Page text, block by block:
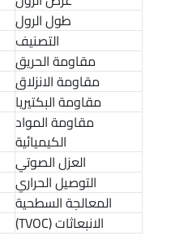
طول الرول
التصنيف
مقاومة الحريق
مقاومة الانزلاق
مقاومة البكتيريا
مقاومة المواد
الكيميائية
العزل الصوتي
التوصيل الحراري
المعالجة السطحية
الانبعاثات (TVOC)